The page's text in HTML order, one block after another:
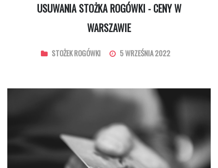
USUWANIA STOŻKA ROGÓWKI - CENY W
WARSZAWIE
STOŻEK ROGÓWKI 5 WRZEŚNIA 2022